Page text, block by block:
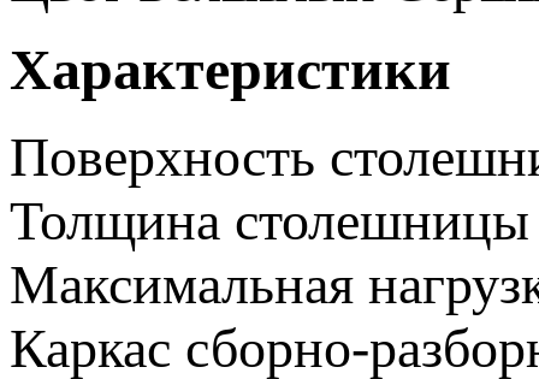
Характеристики
Поверхность
Толщина столешницы
Максимальная
Каркас сборно-